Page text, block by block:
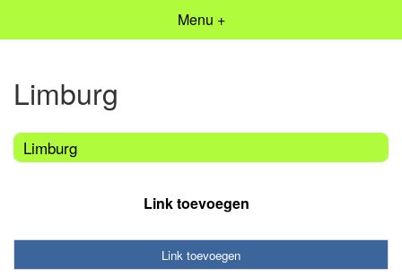
Menu +
Limburg
Limburg
Link toevoegen
Link toevoegen